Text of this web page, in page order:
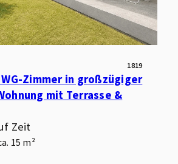
1819
Zimmer in großzügiger
mit Terrasse &
Zeit
15 m²